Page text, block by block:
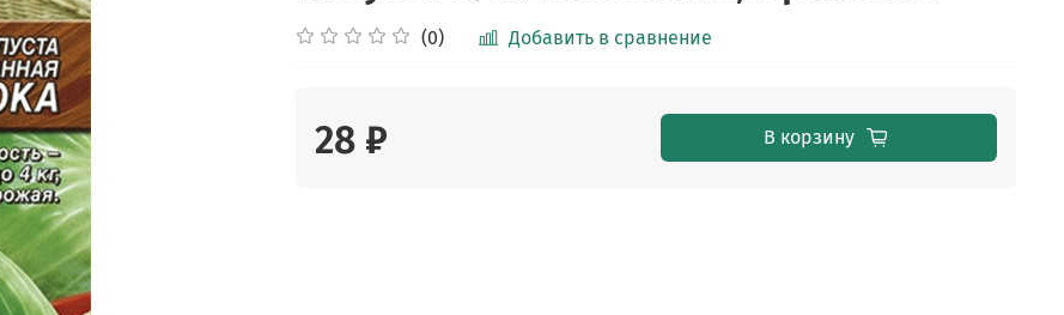
(0) Добавить в сравнение
28 ₽ В корзину